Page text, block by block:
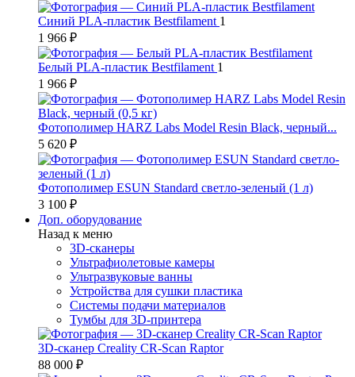
Синий PLA-пластик Bestfilament 1
1 966 ₽
Белый PLA-пластик Bestfilament 1
1 966 ₽
Фотополимер HARZ Labs Model Resin Black, черный...
5 620 ₽
Фотополимер ESUN Standard светло-зеленый (1 л)
3 100 ₽
Доп. оборудование
Назад к меню
3D-сканеры
Ультрафиолетовые камеры
Ультразвуковые ванны
Устройства для сушки пластика
Системы подачи материалов
Тумбы для 3D-принтера
3D-сканер Creality CR-Scan Raptor
88 000 ₽